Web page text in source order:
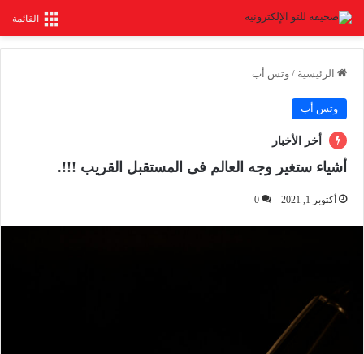
القائمة
الرئيسية / وتس أب
وتس أب
أخر الأخبار
أشياء ستغير وجه العالم فى المستقبل القريب !!!.
أكتوبر 1, 2021 0